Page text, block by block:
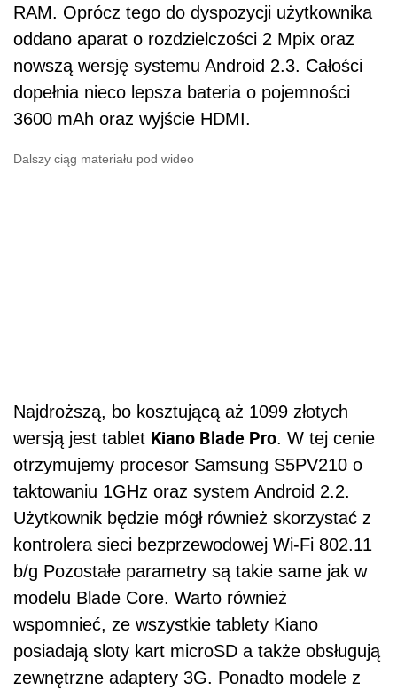
RAM. Oprócz tego do dyspozycji użytkownika
oddano aparat o rozdzielczości 2 Mpix oraz
nowszą wersję systemu Android 2.3. Całości
dopełnia nieco lepsza bateria o pojemności
3600 mAh oraz wyjście HDMI.
Dalszy ciąg materiału pod wideo
Najdroższą, bo kosztującą aż 1099 złotych
wersją jest tablet Kiano Blade Pro. W tej cenie
otrzymujemy procesor Samsung S5PV210 o
taktowaniu 1GHz oraz system Android 2.2.
Użytkownik będzie mógł również skorzystać z
kontrolera sieci bezprzewodowej Wi-Fi 802.11
b/g Pozostałe parametry są takie same jak w
modelu Blade Core. Warto również
wspomnieć, ze wszystkie tablety Kiano
posiadają sloty kart microSD a także obsługują
zewnętrzne adaptery 3G. Ponadto modele z